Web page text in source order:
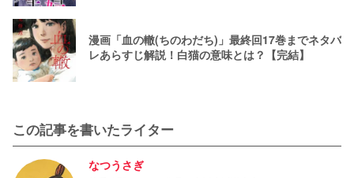
漫画「血の轍(ちのわだち)」最終回17巻までネタバ
レあらすじ解説！白猫の意味とは？【完結】
この記事を書いたライター
なつうさぎ